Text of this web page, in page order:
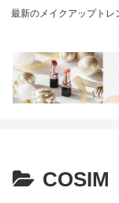
最新のメイクアップト
COSIM